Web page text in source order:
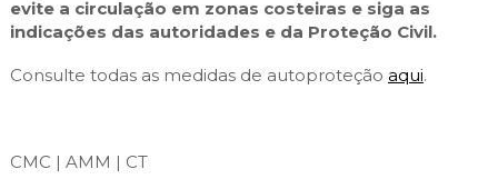
evite a circulação em zonas costeiras e siga as
indicações das autoridades e da Proteção Civil.
Consulte todas as medidas de autoproteção aqui.
CMC | AMM | CT